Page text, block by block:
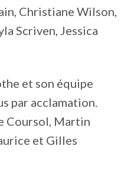
Christiane Wilson,
Scriven, Jessica
et son équipe
par acclamation.
Coursol, Martin
et Gilles